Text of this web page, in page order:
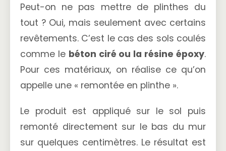
Peut-on ne pas mettre de plinthes du
tout ? Oui, mais seulement avec certains
revêtements. C’est le cas des sols coulés
comme le béton ciré ou la résine époxy.
Pour ces matériaux, on réalise ce qu’on
appelle une « remontée en plinthe ».
Le produit est appliqué sur le sol puis
remonté directement sur le bas du mur
sur quelques centimètres. Le résultat est